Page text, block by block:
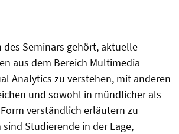
des Seminars gehört, aktuelle
aus dem Bereich Multimedia
Analytics zu verstehen, mit anderen
und sowohl in mündlicher als
verständlich erläutern zu
Studierende in der Lage,